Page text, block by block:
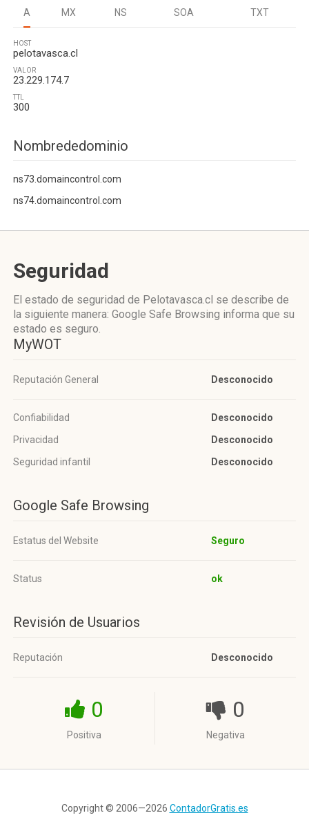
A MX NS SOA TXT
HOST
pelotavasca.cl
VALOR
23.229.174.7
TTL
300
Nombrededominio
ns73.domaincontrol.com
ns74.domaincontrol.com
Seguridad
El estado de seguridad de Pelotavasca.cl se describe de
la siguiente manera: Google Safe Browsing informa que su
estado es seguro.
MyWOT
Reputación General Desconocido
Confiabilidad
Desconocido
Privacidad
Desconocido
Seguridad infantil
Desconocido
Google Safe Browsing
Estatus del Website Seguro
Status ok
Revisión de Usuarios
Reputación Desconocido
0
Positiva
0
Negativa
Copyright © 2006—2026 ContadorGratis.es